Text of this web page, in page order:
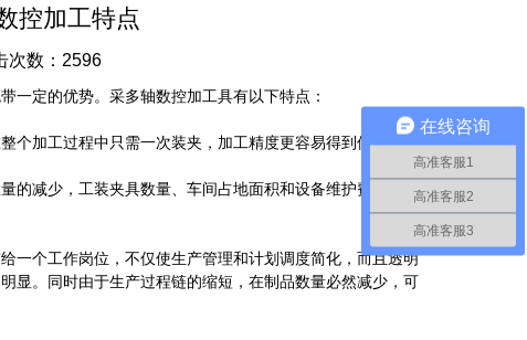
控加工特点
次数：2596
定的优势。采多轴数控加工具有以下特点：
加工过程中只需一次装夹，加工精度更容易得到保证。
减少，工装夹具数量、车间占地面积和设备维护费用也随
个工作岗位，不仅使生产管理和计划调度简化，而且透明
显。同时由于生产过程链的缩短，在制品数量必然减少，可
在线咨询
高准客服1
高准客服2
高准客服3